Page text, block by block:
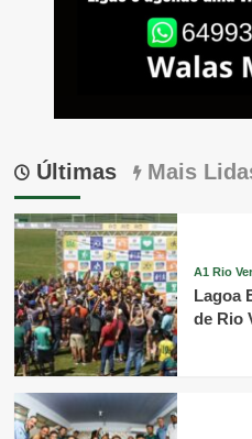
Últimas Mais
A1 Rio
Lagoa
de Rio